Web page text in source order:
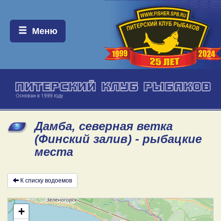
Меню:
Меню
Дамба, северная ветка
(Финский залив) - рыбацкие
места
К списку водоемов
+